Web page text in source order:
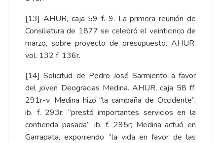
[13] AHUR, caja 59 f. 9. La primera reunión de
Consiliatura de 1877 se celebró el veinticinco de
marzo, sobre proyecto de presupuesto. AHUR,
vol. 132 f. 136r.
[14] Solicitud de Pedro José Sarmiento a favor
del joven Deogracias Medina. AHUR, caja 58 ff.
291r-v. Medina hizo “la campaña de Occidente”,
ib. f. 293r; “prestó importantes servicios en la
contienda pasada”, ib. f. 295r; Medina actuó en
Garrapata, exponiendo “la vida en favor de las